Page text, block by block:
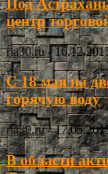
Под
центр
ria30.ru -
С 18 мая на
горячую воду
ria30.ru -
В области